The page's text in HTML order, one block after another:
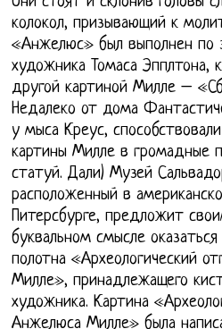
колокол, призывающий к
«Анжелюс» был выполнен по
художника Томаса Эпплтона,
другой картиной Милле –
Недалеко от дома
у мыса Креус,
картины Милле в громадные
статуй. Дали) Музей
расположенный в
Питерсбурге, предложит
буквальном смысле
полотна «Археологический
Милле», принадлежащего
художника. Картина
Анжелюса Милле» была